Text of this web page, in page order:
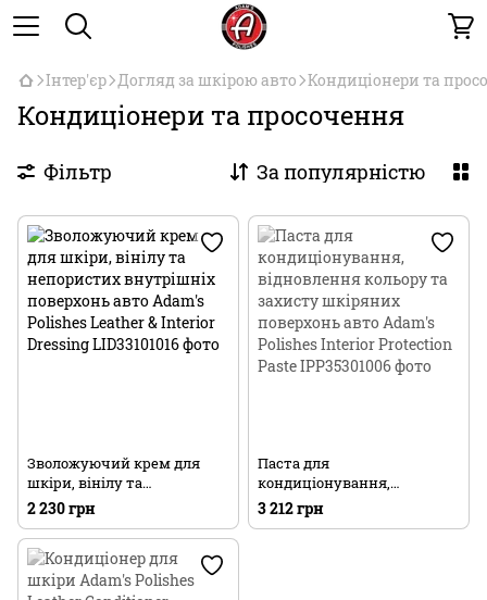
Інтер'єр Догляд за шкірою авто Кондиціонери та
Кондиціонери та просочення
Фільтр За популярністю
Зволожуючий крем для
шкіри, вінілу та
непористих внутрішніх
поверхонь авто Adam's
Polishes Leather & Interior
Dressing
2 230 грн
Паста для
кондиціонування,
відновлення кольору та
захисту шкіряних
3 212 грн